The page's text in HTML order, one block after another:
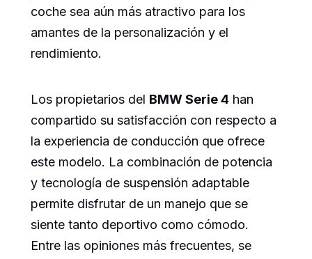
coche sea aún más atractivo para los
amantes de la personalización y el
rendimiento.
Los propietarios del BMW Serie 4 han
compartido su satisfacción con respecto a
la experiencia de conducción que ofrece
este modelo. La combinación de potencia
y tecnología de suspensión adaptable
permite disfrutar de un manejo que se
siente tanto deportivo como cómodo.
Entre las opiniones más frecuentes, se